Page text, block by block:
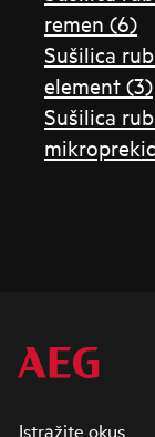
remen (6)
Sušilica
element (3)
Sušilica
Istražite okus